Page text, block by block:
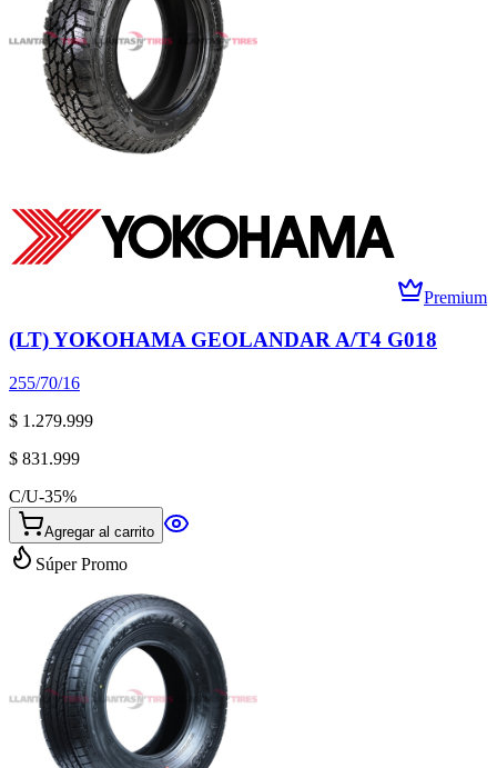
Premium
(LT) YOKOHAMA GEOLANDAR A/T4 G018
255/70/16
$ 1.279.999
$ 831.999
C/U-35%
Agregar al carrito
Súper Promo